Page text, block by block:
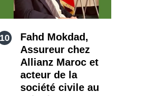
Fahd Mokdad,
Assureur chez
Allianz Maroc et
acteur de la
société civile au